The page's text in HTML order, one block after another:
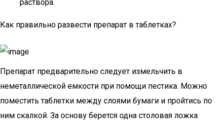
раствора.
Как правильно развести препарат в таблетках?
Препарат предварительно следует измельчить в
неметаллической емкости при помощи пестика. Можно
поместить таблетки между слоями бумаги и пройтись по
ним скалкой. За основу берется одна столовая ложка